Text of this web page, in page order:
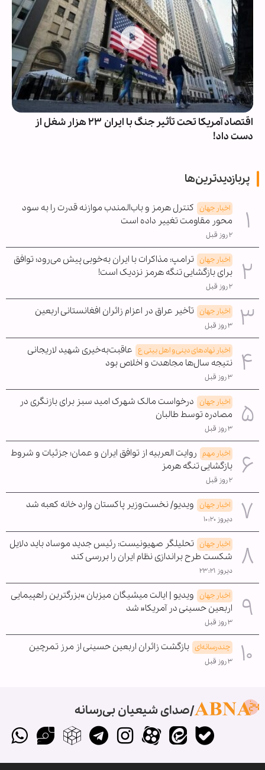
اقتصاد آمریکا تحت تأثیر جنگ با ایران ۲۳ هزار شغل از
دست داد!
پربازدیدترین‌ها
اخبار جهان کنترل هرمز و باب‌المندب موازنه قدرت را به سود
محور مقاومت تغییر داده است
۲ روز قبل
اخبار جهان ترامپ: مذاکرات با ایران به‌خوبی پیش می‌رود؛ توافق
برای بازگشایی تنگه هرمز نزدیک است!
۲ روز قبل
اخبار جهان تأخیر عراق در اعزام زائران افغانستانی اربعین
۳ روز قبل
اخبار نهادهای دینی و اهل بیتی ع عاقبت‌به‌خیری شهید لاریجانی
نتیجه سال‌ها مجاهدت و اخلاص بود
۳ روز قبل
اخبار جهان درخواست مالک شهرک امید سبز برای بازنگری در
مصادره توسط طالبان
۳ روز قبل
اخبار مهم روایت العربیه از توافق ایران و عمان؛ جزئیات و شروط
بازگشایی تنگه هرمز
۲ روز قبل
اخبار جهان ویدیو/ نخست‌وزیر پاکستان وارد خانه کعبه شد
دیروز ۱۰:۲۰
اخبار جهان تحلیلگر صهیونیست: رئیس جدید موساد باید دلایل
شکست طرح براندازی نظام ایران را بررسی کند
دیروز ۲۳:۲۱
اخبار جهان ویدیو | ایالت میشیگان میزبان »بزرگترین راهپیمایی
اربعین حسینی در آمریکا« شد
۳ روز قبل
چندرسانه‌ای بازگشت زائران اربعین حسینی از مرز تمرچین
۳ روز قبل
صدای شیعیان بی‌رسانه